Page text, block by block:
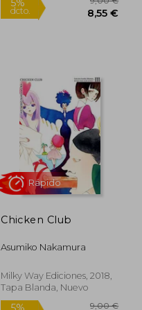
Chicken Club
Asumiko Nakamura
Milky Way Ediciones, 2018,
Tapa Blanda, Nuevo